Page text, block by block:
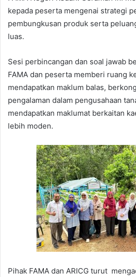
kepada peserta mengenai strategi
pembungkusan produk serta
luas.
Sesi perbincangan dan soal jawab
FAMA dan peserta memberi ruang
mendapatkan maklum balas,
pengalaman dalam pengusahaan
mendapatkan maklumat berkaitan
lebih moden.
Pihak FAMA dan ARICG turut